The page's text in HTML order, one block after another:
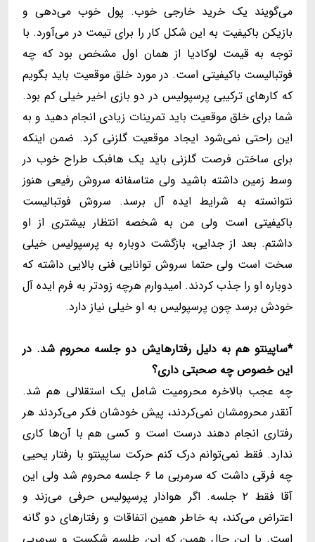
می‌گویند یک خرید خارجی خوب. پول خوب می‌دهی و
بازیکن باکیفیت به این شکل کار را برای تیمت در می‌آورد. با
توجه به قیمت لوکادیا از همان اول مشخص بود که چه
فوتبالیست باکیفیتی است. در مورد خلق موقعیت باید بگویم
که کارهای ترکیبی پرسپولیس در دو بازی اخیر خیلی کم بود.
شما برای خلق موقعیت باید تمرینات زیادی انجام دهید و به
این راحتی نمی‌شود ایجاد موقعیت گلزنی کرد. ضمن اینکه
برای ساختن فرصت گلزنی باید یک هافبک طراح خوب در
وسط زمین داشته باشید ولی متاسفانه سروش رفیعی هنوز
نتوانسته به شرایط ایده آل برسد. سروش فوتبالیست
باکیفیتی است ولی من به شخصه انتظار بیشتری از او
داشتم. بعد از جدایی، بازگشت دوباره به پرسپولیس خیلی
سخت است ولی حتما سروش توانایی فنی بالایی داشته که
دوباره او را جذب کردند. امیدوارم هرچه زودتر به فرم ایده آل
خودش برسد چون پرسپولیس به او خیلی نیاز دارد.
*ساپینتو هم به دلیل رفتارهایش دو جلسه محروم شد. در
این خصوص چه صحبتی داری؟
چه عجب بالاخره محرومیت شامل یک استقلالی هم شد.
آنقدر محرومشان نمی‌کردند، پیش خودشان فکر می‌کردند هر
رفتاری انجام دهند درست است و کسی هم با آن‌ها کاری
ندارد. فقط نمی‌توانم درک کنم حرکت ساپینتو با رفتار یحیی
چه فرقی داشت که سرمربی ما ۶ جلسه محروم شد ولی این
آقا فقط ۲ جلسه. اگر هوادار پرسپولیس حرفی می‌زند و
اعتراض می‌کند، به خاطر همین اتفاقات و رفتارهای دو گانه